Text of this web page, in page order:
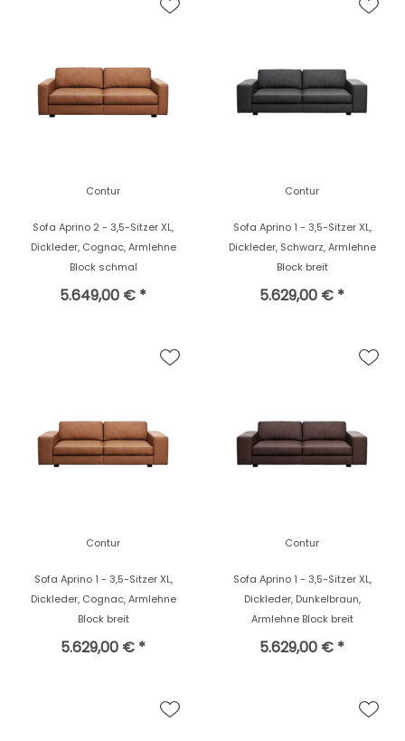
Contur
Sofa Aprino 2 - 3,5-Sitzer XL,
Dickleder, Cognac, Armlehne
Block schmal
5.649,00 € *
Contur
Sofa Aprino 1 - 3,5-Sitzer XL,
Dickleder, Schwarz, Armlehne
Block breit
5.629,00 € *
Contur
Sofa Aprino 1 - 3,5-Sitzer XL,
Dickleder, Cognac, Armlehne
Block breit
5.629,00 € *
Contur
Sofa Aprino 1 - 3,5-Sitzer XL,
Dickleder, Dunkelbraun,
Armlehne Block breit
5.629,00 € *